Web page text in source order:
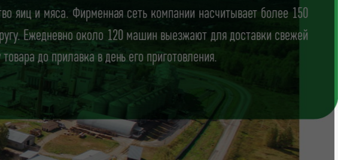
яиц и мяса. Фирменная сеть компании насчитывает более 150
Ежедневно около 120 машин выезжают для доставки свежей
до прилавка в день его приготовления.